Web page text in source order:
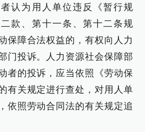
认为用人单位违反《暂行规
款、第十一条、第十二条规
保障合法权益的，有权向人力
门投诉。人力资源社会保障部
者的投诉，应当依照《劳动保
有关规定进行查处，对用人单
依照劳动合同法的有关规定追